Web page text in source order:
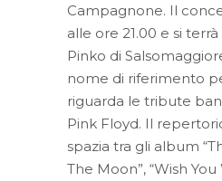
Campagnone. Il
alle ore 21.00 e si
Pinko di
nome di riferimento
riguarda le tribute
Pink Floyd. Il
spazia tra gli album
The Moon”, “Wish